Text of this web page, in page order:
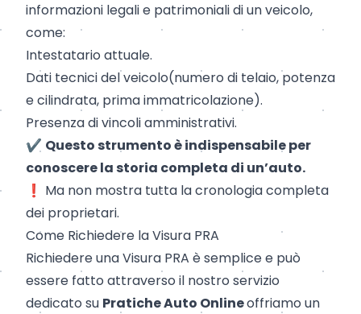
informazioni legali e patrimoniali di un veicolo,
come:
Intestatario attuale.
Dati tecnici del veicolo(numero di telaio, potenza
e cilindrata, prima immatricolazione).
Presenza di vincoli amministrativi.
✔️ Questo strumento è indispensabile per
conoscere la storia completa di un’auto.
❗ Ma non mostra tutta la cronologia completa
dei proprietari.
Come Richiedere la Visura PRA
Richiedere una Visura PRA è semplice e può
essere fatto attraverso il nostro servizio
dedicato su Pratiche Auto Onlineoffriamo un